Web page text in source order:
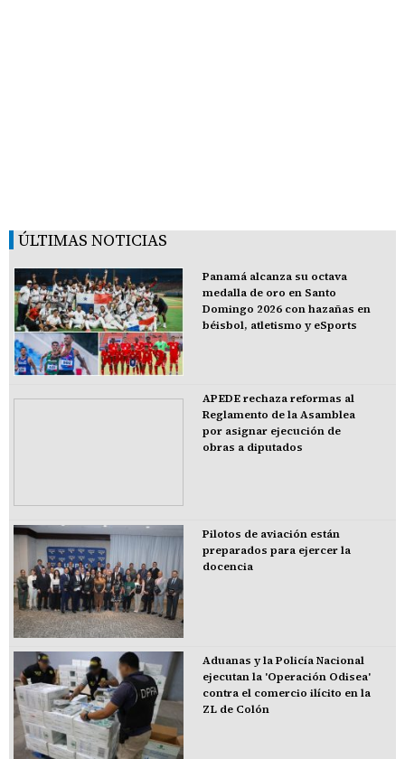
ÚLTIMAS NOTICIAS
Panamá alcanza su octava
medalla de oro en Santo
Domingo 2026 con hazañas en
béisbol, atletismo y eSports
APEDE rechaza reformas al
Reglamento de la Asamblea
por asignar ejecución de
obras a diputados
Pilotos de aviación están
preparados para ejercer la
docencia
Aduanas y la Policía Nacional
ejecutan la 'Operación Odisea'
contra el comercio ilícito en la
ZL de Colón